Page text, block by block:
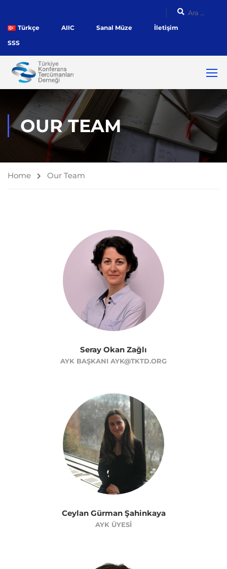
Türkçe AIIC Sanal Müze
İletişim
SSS
OUR TEAM
Home Our Team
Seray Okan Zağlı
AYK BAŞKANI AYK@TKTD.ORG
Ceylan Gürman Şahinkaya
AYK ÜYESI